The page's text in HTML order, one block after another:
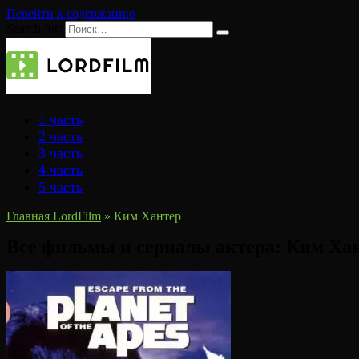
Перейти к содержанию
1 часть
2 часть
3 часть
4 часть
5 часть
Главная LordFilm » Ким Хантер